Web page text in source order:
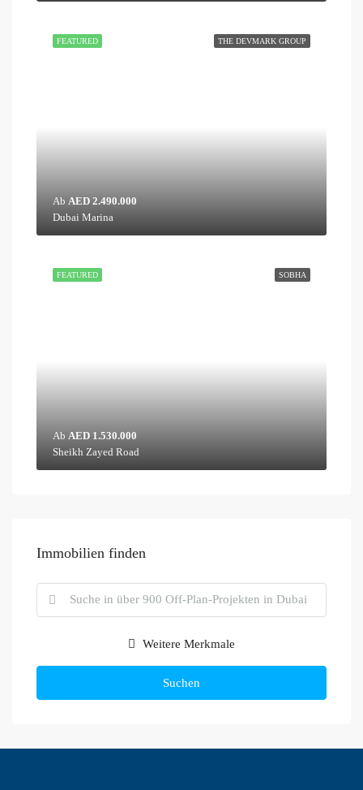
THE DEVMARK GROUP
FEATURED
Ab AED 2.490.000
Dubai Marina
SOBHA
FEATURED
Ab AED 1.530.000
Sheikh Zayed Road
Immobilien finden
Weitere Merkmale
Suchen